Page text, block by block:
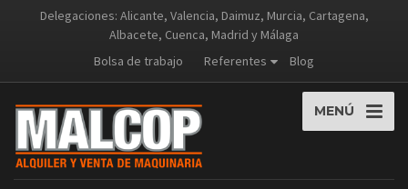
Delegaciones: Alicante, Valencia, Daimuz, Murcia, Cartagena,
Albacete, Cuenca, Madrid y Málaga
Bolsa de trabajo
Referentes Blog
MENÚ